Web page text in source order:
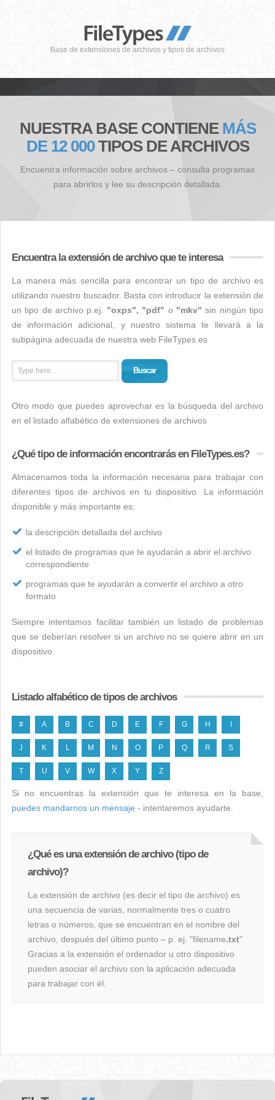
Base de extensiones de archivos y tipos de archivos
NUESTRA BASE CONTIENE MÁS
DE 12 000TIPOS DE ARCHIVOS
Encuentra información sobre archivos – consulta programas
para abrirlos y lee su descripción detallada.
Encuentra la extensión de archivo que te interesa
La manera más sencilla para encontrar un tipo de archivo es
utilizando nuestro buscador. Basta con introducir la extensión de
un tipo de archivo p.ej. "oxps", "pdf" o "mkv" sin ningún tipo
de información adicional, y nuestro sistema te llevará a la
subpágina adecuada de nuestra web FileTypes.es
Buscar
Otro modo que puedes aprovechar es la búsqueda del archivo
en el listado alfabético de extensiones de archivos
¿Qué tipo de información encontrarás en FileTypes.es?
Almacenamos toda la información necesaria para trabajar con
diferentes tipos de archivos en tu dispositivo. La información
disponible y más importante es:
la descripción detallada del archivo
el listado de programas que te ayudarán a abrir el archivo
correspondiente
programas que te ayudarán a convertir el archivo a otro
formato
Siempre intentamos facilitar también un listado de problemas
que se deberían resolver si un archivo no se quiere abrir en un
dispositivo.
Listado alfabético de tipos de archivos
# A B C D E F G H
J K L M N O P Q R S
T U V W X Y Z
Si no encuentras la extensión que te interesa en la base,
puedes mandarnos un mensaje - intentaremos ayudarte.
¿Qué es una extensión de archivo (tipo de
archivo)?
La extensión de archivo (es decir el tipo de archivo) es
una secuencia de varias, normalmente tres o cuatro
letras o números, que se encuentran en el nombre del
archivo, después del último punto – p. ej. "filename.txt"
Gracias a la extensión el ordenador u otro dispositivo
pueden asociar el archivo con la aplicación adecuada
para trabajar con él.